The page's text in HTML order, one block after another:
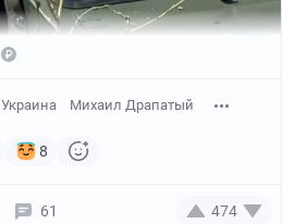
Украина Михаил Драпатый
8
61 474